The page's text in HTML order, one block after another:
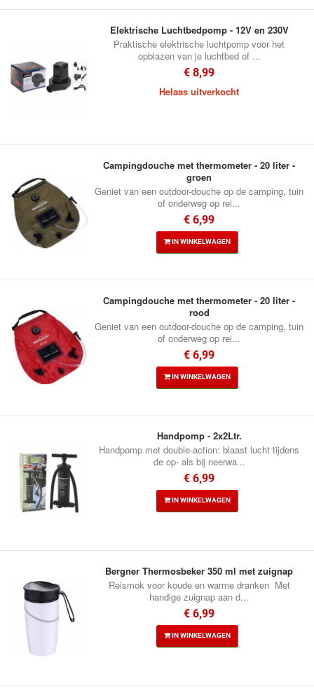
Elektrische Luchtbedpomp - 12V en 230V
Praktische elektrische luchtpomp voor het
opblazen van je luchtbed of ...
€ 8,99
Helaas uitverkocht
Campingdouche met thermometer - 20 liter -
groen
Geniet van een outdoor-douche op de camping, tuin
of onderweg op rei...
€ 6,99
IN WINKELWAGEN
Campingdouche met thermometer - 20 liter -
rood
Geniet van een outdoor-douche op de camping, tuin
of onderweg op rei...
€ 6,99
IN WINKELWAGEN
Handpomp - 2x2Ltr.
Handpomp met double-action: blaast lucht tijdens
de op- als bij neerwa...
€ 6,99
IN WINKELWAGEN
Bergner Thermosbeker 350 ml met zuignap
Reismok voor koude en warme dranken Met
handige zuignap aan d...
€ 6,99
IN WINKELWAGEN